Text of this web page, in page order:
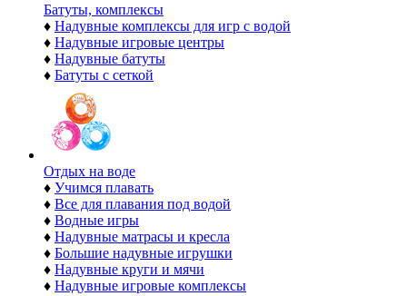
Батуты, комплексы
♦ Надувные комплексы для игр с водой
♦ Надувные игровые центры
♦ Надувные батуты
♦ Батуты с сеткой
Отдых на воде
♦ Учимся плавать
♦ Все для плавания под водой
♦ Водные игры
♦ Надувные матрасы и кресла
♦ Большие надувные игрушки
♦ Надувные круги и мячи
♦ Надувные игровые комплексы